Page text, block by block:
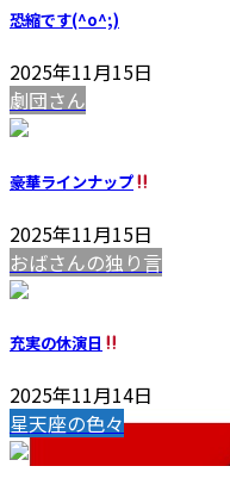
恐縮です(^o^;)
2025年11月15日
劇団さん
豪華ラインナップ
2025年11月15日
おばさんの独り言
充実の休演日
2025年11月14日
星天座の色々